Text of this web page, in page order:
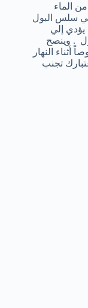
الماء
في سلس البول
إلي
. وينصح
أثناء النهار
تجنب